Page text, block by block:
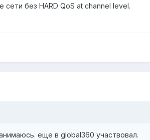
без HARD QoS at channel level.
еще в global360 участвовал.